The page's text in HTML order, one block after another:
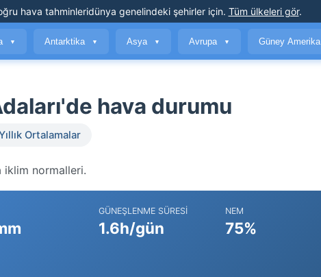
hava tahminleridünya genelindeki şehirler için. Tüm ülkeleri gör.
▼ Antarktika ▼ Asya ▼ Avrupa ▼ Güney Amerika
hava durumu
Ortalamalar
iklim normalleri.
GÜNEŞLENME SÜRESI
1.6h/gün
NEM
75%